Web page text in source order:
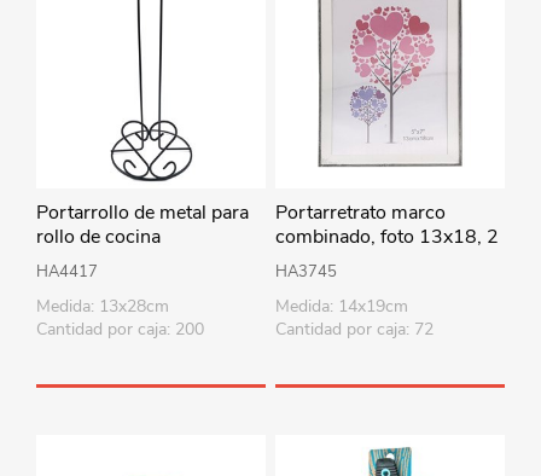
Portarrollo de metal para
rollo de cocina
HA4417
Medida: 13x28cm
Cantidad por caja: 200
Portarretrato marco
combinado, foto 13x18, 2
colores
HA3745
Medida: 14x19cm
Cantidad por caja: 72